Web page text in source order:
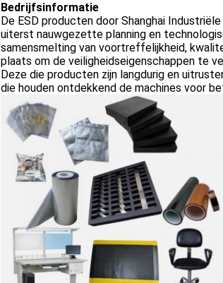
Bedrijfsinformatie
De ESD producten door Shanghai
uiterst nauwgezette planning en
samensmelting van voortreffelijkheid,
plaats om de veiligheidseigenschappen te
Deze die producten zijn langdurig en
die houden ontdekkend de machines voor